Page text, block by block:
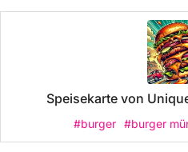
Speisekarte von
#burger #burger